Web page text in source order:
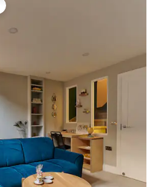
гостите